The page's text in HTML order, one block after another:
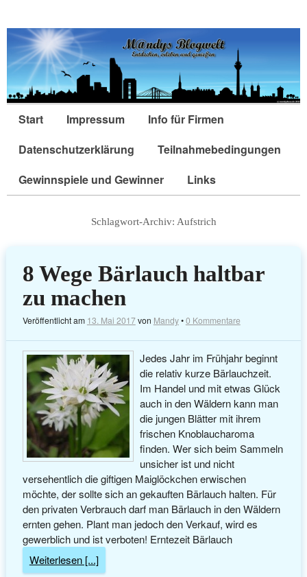
Start Impressum
Info für Firmen
Datenschutzerklärung
Teilnahmebedingungen
Gewinnspiele und Gewinner
Links
Schlagwort-Archiv: Aufstrich
8 Wege Bärlauch haltbar
zu machen
Veröffentlicht am 13. Mai 2017von Mandy•0 Kommentare
Jedes Jahr im Frühjahr beginnt
die relativ kurze Bärlauchzeit.
Im Handel und mit etwas Glück
auch in den Wäldern kann man
die jungen Blätter mit ihrem
frischen Knoblaucharoma
finden. Wer sich beim Sammeln
unsicher ist und nicht
versehentlich die giftigen Maiglöckchen erwischen
möchte, der sollte sich an gekauften Bärlauch halten. Für
den privaten Verbrauch darf man Bärlauch in den Wäldern
ernten gehen. Plant man jedoch den Verkauf, wird es
gewerblich und ist verboten! Erntezeit Bärlauch
Weiterlesen [...]